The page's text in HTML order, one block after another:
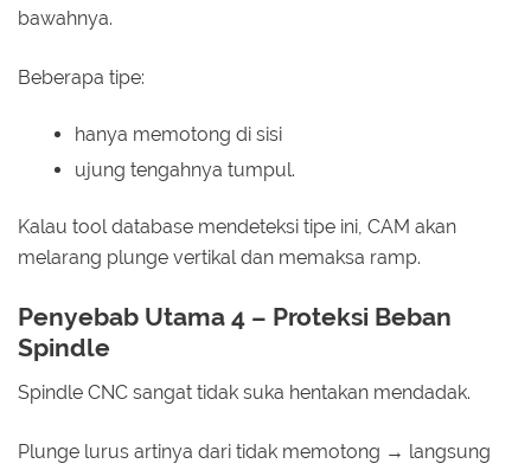
bawahnya.
Beberapa tipe:
hanya memotong di sisi
ujung tengahnya tumpul.
Kalau tool database mendeteksi tipe ini, CAM akan
melarang plunge vertikal dan memaksa ramp.
Penyebab Utama 4 – Proteksi Beban
Spindle
Spindle CNC sangat tidak suka hentakan mendadak.
Plunge lurus artinya dari tidak memotong → langsung